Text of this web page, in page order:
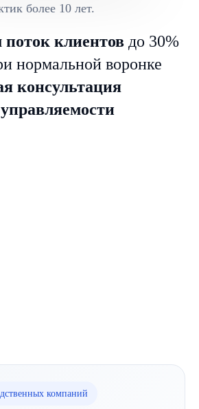
более 10 лет.
клиентов до 30%
нормальной воронке
консультация
компаний